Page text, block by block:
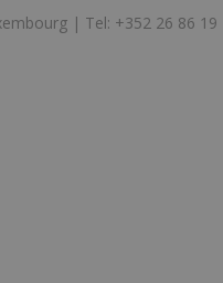
| Tel: +352 26 86